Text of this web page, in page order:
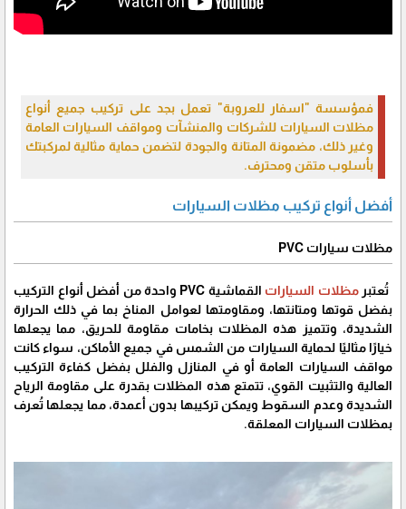
فمؤسسة "اسفار للعروبة" تعمل بجد على تركيب جميع أنواع
مظلات السيارات للشركات والمنشآت ومواقف السيارات العامة
وغير ذلك، مضمونة المتانة والجودة لتضمن حماية مثالية لمركبتك
بأسلوب متقن ومحترف.
أفضل أنواع تركيب مظلات السيارات
مظلات سيارات PVC
تُعتبرمظلات السيارات
القماشية PVC واحدة من أفضل أنواع التركيب
بفضل قوتها ومتانتها، ومقاومتها لعوامل المناخ بما في ذلك الحرارة
الشديدة، وتتميز هذه المظلات بخامات مقاومة للحريق، مما يجعلها
خيارًا مثاليًا لحماية السيارات من الشمس في جميع الأماكن، سواء كانت
مواقف السيارات العامة أو في المنازل والفلل بفضل كفاءة التركيب
العالية والتثبيت القوي، تتمتع هذه المظلات بقدرة على مقاومة الرياح
الشديدة وعدم السقوط ويمكن تركيبها بدون أعمدة، مما يجعلها تُعرف
بمظلات السيارات المعلقة.